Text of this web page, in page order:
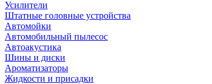
Усилители
Штатные головные устройства
Автомойки
Автомобильный пылесос
Автоакустика
Шины и диски
Ароматизаторы
Жидкости и присадки